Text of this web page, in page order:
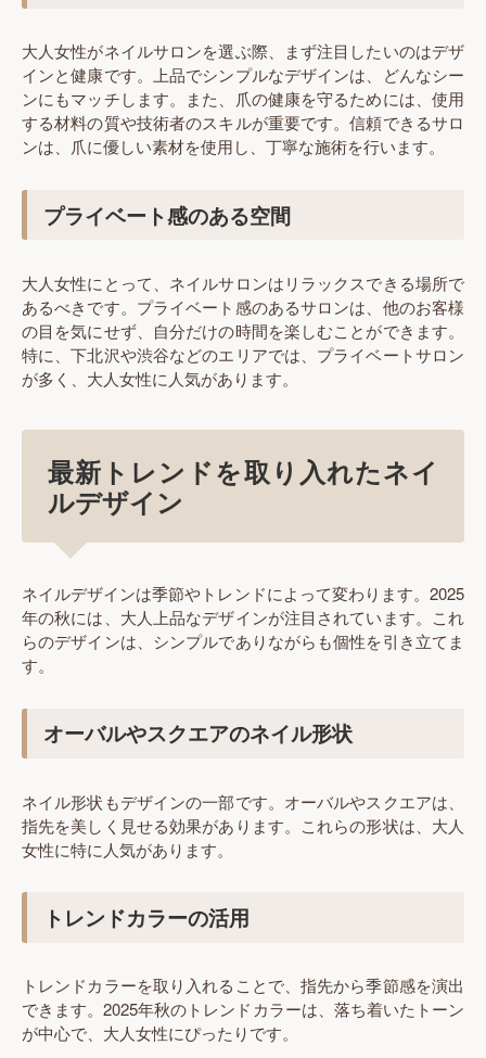
大人女性がネイルサロンを選ぶ際、まず注目したいのはデザ
インと健康です。上品でシンプルなデザインは、どんなシー
ンにもマッチします。また、爪の健康を守るためには、使用
する材料の質や技術者のスキルが重要です。信頼できるサロ
ンは、爪に優しい素材を使用し、丁寧な施術を行います。
プライベート感のある空間
大人女性にとって、ネイルサロンはリラックスできる場所で
あるべきです。プライベート感のあるサロンは、他のお客様
の目を気にせず、自分だけの時間を楽しむことができます。
特に、下北沢や渋谷などのエリアでは、プライベートサロン
が多く、大人女性に人気があります。
最新トレンドを取り入れたネイ
ルデザイン
ネイルデザインは季節やトレンドによって変わります。2025
年の秋には、大人上品なデザインが注目されています。これ
らのデザインは、シンプルでありながらも個性を引き立てま
す。
オーバルやスクエアのネイル形状
ネイル形状もデザインの一部です。オーバルやスクエアは、
指先を美しく見せる効果があります。これらの形状は、大人
女性に特に人気があります。
トレンドカラーの活用
トレンドカラーを取り入れることで、指先から季節感を演出
できます。2025年秋のトレンドカラーは、落ち着いたトーン
が中心で、大人女性にぴったりです。